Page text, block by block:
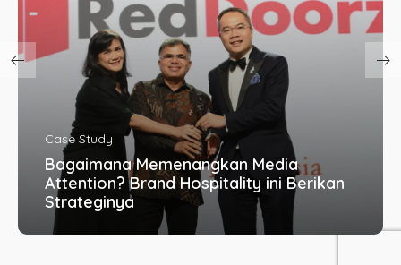
Education
Bagaimana Membangun Percakapan
Organik Selama Ramadan Tanpa Hard
Selling